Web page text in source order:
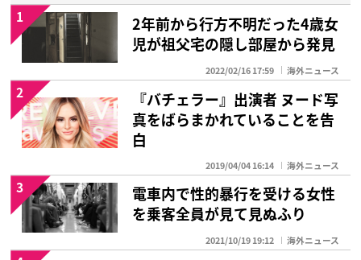
2年前から行方不明だった4歳女
児が祖父宅の隠し部屋から発見
2022/02/16 17:59 海外ニュース
1
『バチェラー』出演者 ヌード写
真をばらまかれていることを告
白
2019/04/04 16:14 海外ニュース
2
電車内で性的暴行を受ける女性
を乗客全員が見て見ぬふり
2021/10/19 19:12 海外ニュース
3